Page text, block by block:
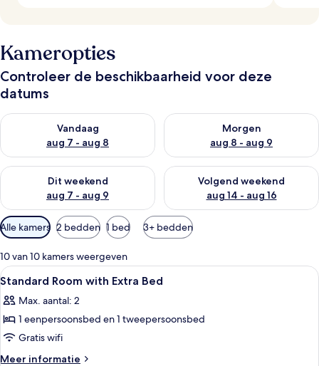
Kameropties
Controleer de beschikbaarheid voor deze
datums
Vandaag
aug 7 - aug 8
De beschikbaarheid controleren voor vanavond aug 7 - aug 8
Morgen
aug 8 - aug 9
De beschikbaarheid
Dit weekend
aug 7 - aug 9
De beschikbaarheid controleren voor dit weekend aug 7 -
Volgend weekend
aug 14 - aug 16
De beschikbaarheid
Beschikbare
filters
voor
kamers
Alle kamers 2 bedden 1 bed 3+ bedden
10 van 10 kamers weergeven
Alle
foto's
voor
Standard
Room
with
Hotelkamer met een bed, een
3
Standard Room with Extra Bed
Max. aantal: 2
1 eenpersoonsbed en 1 tweepersoonsbed
Gratis wifi
Meer informatie
Meer